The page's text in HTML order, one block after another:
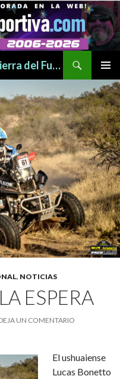
LaBestiaDeportiva.com, de Tierra del Fuego para todo el mundo
MENÚ
, NOTICIAS
ESPERA
UN COMENTARIO
El ushuaiense
Lucas Bonetto